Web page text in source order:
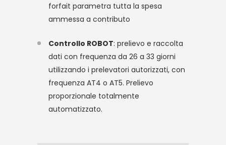
forfait parametra tutta la spesa
ammessa a contributo
Controllo ROBOT: prelievo e raccolta
dati con frequenza da 26 a 33 giorni
utilizzando i prelevatori autorizzati, con
frequenza AT4 o AT5. Prelievo
proporzionale totalmente
automatizzato.